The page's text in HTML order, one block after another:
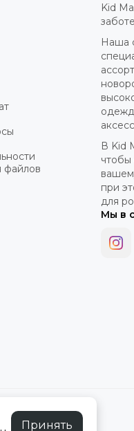
файлов
Kid
Наша
В Kid
чтобы
при
для
Мы в
Принять